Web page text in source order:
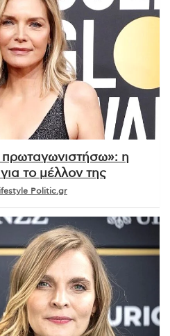
η
το μέλλον της
Politic.gr